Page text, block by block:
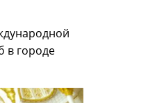
в городе